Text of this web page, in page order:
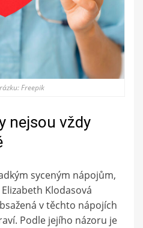
Freepik
nejsou vždy
syceným nápojům,
Klodasová
v těchto nápojích
Podle jejího názoru je